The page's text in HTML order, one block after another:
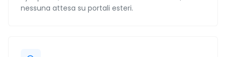
nessuna attesa su portali esteri.